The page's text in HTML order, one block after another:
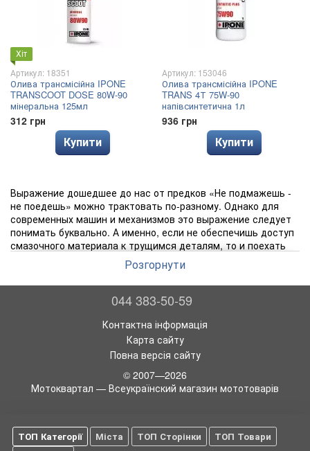
Хіт
Артикул: 18351
Олива трансмісійна IPONE
TRANSCOOT DOSE 80W-90
мінеральна 125мл
312 грн
Купити
Артикул: 153046
Олива трансмісійна IPONE
TRANS 4Т 75W-90
напівсинтетична 1л
936 грн
Купити
Выражение дошедшее до нас от предков «Не подмажешь -
не поедешь» можно трактовать по-разному. Однако для
современных машин и механизмов это выражение следует
понимать буквально. А именно, если не обеспечишь доступ
смазочного материала к трущимся деталям, то и поехать
никуда не сможешь. Разве что до ближайшей станции
технического обслуживания, и то пока доедешь механизм,
которому масла не досталось, наверняка полностью
является исключением и трансмиссия любого
транспортного средства, имеющего
смазки деталей, работающих в коробке передач,
промышленность выпускает специальное масло, которое
должно постоянно присутствовать в этой коробке и
согласно регламенту обновляться на новое, еще не
будет устойчиво держаться на поверхностях всех
работающих деталей механизма или узла транспортного
Розгорнути
044 383-50-59
Контактна інформація
Карта сайту
Повна версія сайту
© 2007—2026
Мотоквартал — Всеукраїнский магазин мототоварів
ТОП Категорії Міста ТОП Сторінки
ТОП Товари